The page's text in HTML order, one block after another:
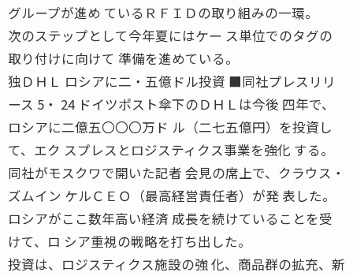
グループが進め ているＲＦＩＤの取り組みの一環。
次のステップとして今年夏にはケー ス単位でのタグの
取り付けに向けて 準備を進めている。
独ＤＨＬ ロシアに二・五億ドル投資 ■同社プレスリリ
ース 5・ 24 ドイツポスト傘下のＤＨＬは今後 四年で、
ロシアに二億五〇〇〇万ド ル（二七五億円）を投資し
て、エク スプレスとロジスティクス事業を強化 する。
同社がモスクワで開いた記者 会見の席上で、クラウス・
ズムイン ケルＣＥＯ（最高経営責任者）が発 表した。
ロシアがここ数年高い経済 成長を続けていることを受
けて、ロ シア重視の戦略を打ち出した。
投資は、ロジスティクス施設の強 化、商品群の拡充、新